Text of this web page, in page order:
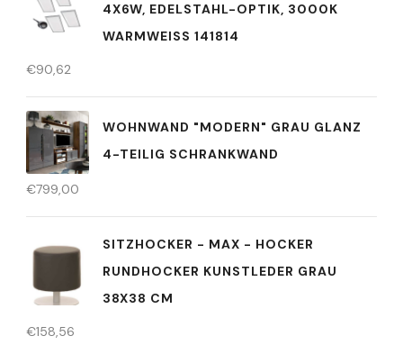
4X6W, EDELSTAHL-OPTIK, 3000K
WARMWEISS 141814
€90,62
WOHNWAND "MODERN" GRAU GLANZ
4-TEILIG SCHRANKWAND
€799,00
SITZHOCKER - MAX - HOCKER
RUNDHOCKER KUNSTLEDER GRAU
38X38 CM
€158,56